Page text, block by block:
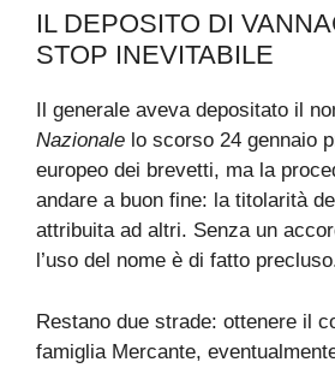
IL DEPOSITO DI
STOP INEVITABILE
Il generale aveva depositato il
Nazionale lo scorso 24 gennaio
europeo dei brevetti, ma la
andare a buon fine: la titolarità
attribuita ad altri. Senza un
l’uso del nome è di fatto
Restano due strade: ottenere il
famiglia Mercante,